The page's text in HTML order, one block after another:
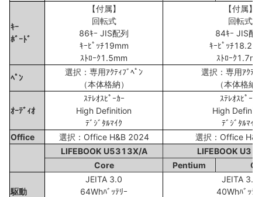
ｷｰ
ﾎﾞｰﾄﾞ
【付属】
回転式
86ｷｰ JIS配列
ｷｰﾋﾟｯﾁ19mm
ｽﾄﾛｰｸ1.5mm
【付属】
回転式
84ｷｰ JIS配
ｷｰﾋﾟｯﾁ
ｽﾄﾛｰｸ
ﾍﾟﾝ
選択：専用ｱｸﾃｨﾌﾞﾍﾟﾝ
（本体格納）
選択：専用ｱｸﾃｨ
（本体格納
ｵｰﾃﾞｨｵ
ｽﾃﾚｵｽﾋﾟｰｶｰ
High Definition
ﾃﾞｼﾞﾀﾙﾏｲｸ
ｽﾃﾚｵｽﾋﾟｰｶｰ
High
ﾃﾞｼﾞﾀﾙﾏｲｸ
Office
選択：Office H&B 2024
選択：Office
LIFEBOOK U5313X/A
LIFEBOOK
Core
Pentium
駆動
JEITA 3.0
64Whﾊﾞｯﾃﾘｰ
JEITA 3.0
40Whﾊﾞｯﾃﾘ